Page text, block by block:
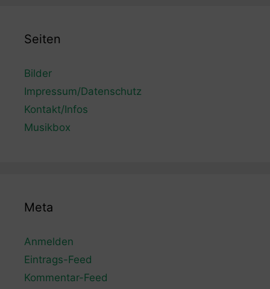
Seiten
Bilder
Impressum/Datenschutz
Kontakt/Infos
Musikbox
Meta
Anmelden
Eintrags-Feed
Kommentar-Feed